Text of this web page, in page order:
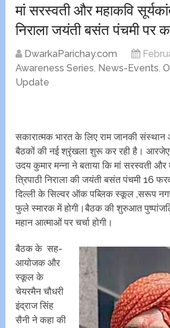
मां सरस्वती और महाकवि
निराला जयंती बसंत पंचमी पर
DwarkaParichay.com
Awareness Series, News-Events,
Update
सकारात्मक भारत के लिए राम जानकी
बैठकों की नई श्रृंखला शुरू कर रही है।
उदय कुमार मन्ना ने बताया कि मां सरस्वती और
त्रिपाठी निराला की जयंती बसंत पंचमी 16
दिल्ली के सिल्वर ऑक पब्लिक स्कूल ,सरूप नगर
फुले स्मारक में होगी।बैठक की शुरुआत
महान आत्माओं पर चर्चा होगी।
बैठक के सह-
आयोजक और
स्कूल के
चेयरमैन चौधरी
इंद्राज सिंह
सैनी ने कहा की